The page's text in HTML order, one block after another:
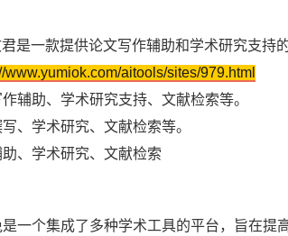
是一款提供论文写作辅助和学术研究支持的
www.yumiok.com/aitools/sites/979.html
辅助、学术研究支持、文献检索等。
、学术研究、文献检索等。
、学术研究、文献检索
一个集成了多种学术工具的平台，旨在提